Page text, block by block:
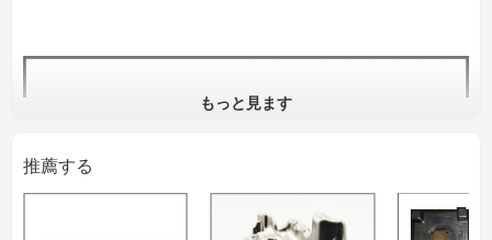
もっと見ます
推薦する